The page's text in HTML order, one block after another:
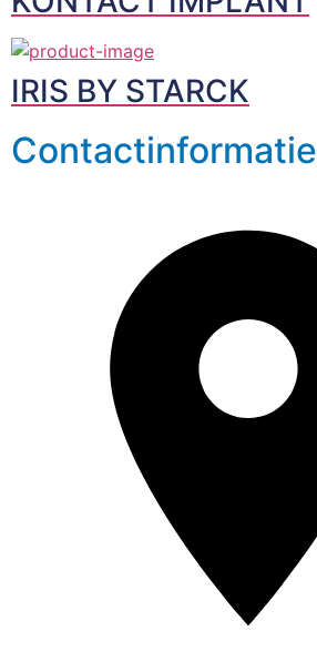
IRIS BY STARCK
Contactinformatie